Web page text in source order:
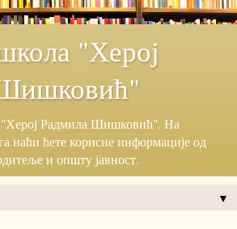
"Херој
‎Радмила Шишковић".‎ На
наћи ћете корисне информације ‎од
и општу јавност.‎
▼